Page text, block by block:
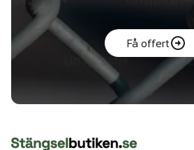
Få offert